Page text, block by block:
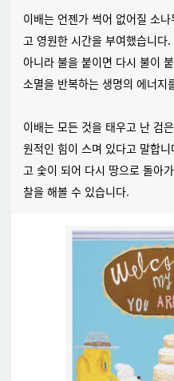
이배는 언젠가 썩어 없어질 소
고 영원한 시간을 부여했습니다.
아니라 불을 붙이면 다시 불이
소멸을 반복하는 생명의 에너지
이배는 모든 것을 태우고 난 검
원적인 힘이 스며 있다고 말합
고 숯이 되어 다시 땅으로 돌아
찰을 해볼 수 있습니다.